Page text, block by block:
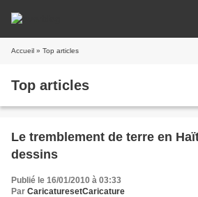
Accueil » Top articles
Top articles
Le tremblement de terre en
dessins
Publié le 16/01/2010 à 03:33
Par CaricaturesetCaricature